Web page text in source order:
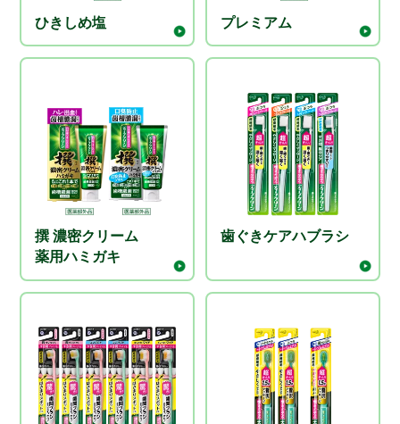
ひきしめ塩 プレミアム
撰 濃密クリーム
薬用ハミガキ
歯ぐきケアハブラシ